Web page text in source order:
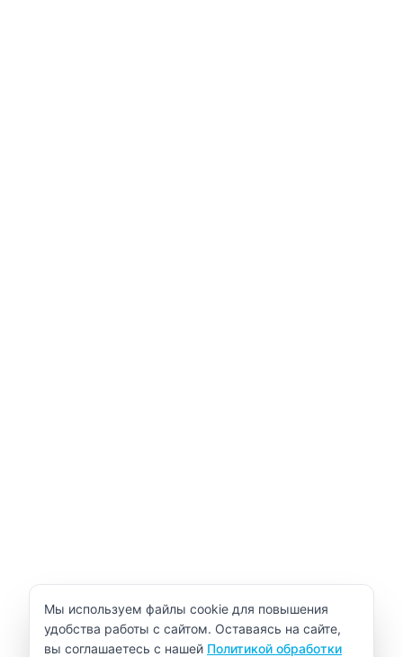
Уведомление об использовании cookie
Мы используем файлы cookie для повышения
удобства работы с сайтом. Оставаясь на сайте,
вы соглашаетесь с нашей Политикой обработки